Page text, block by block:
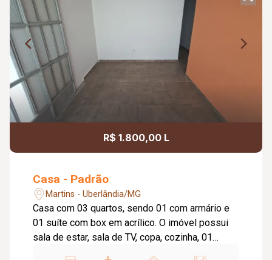
R$ 1.800,00 L
Casa - Padrão
Martins - Uberlândia/MG
Casa com 03 quartos, sendo 01 com armário e
01 suíte com box em acrílico. O imóvel possui
sala de estar, sala de TV, copa, cozinha, 01